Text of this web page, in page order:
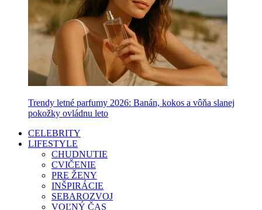
Trendy letné parfumy 2026: Banán, kokos a vôňa slanej
pokožky ovládnu leto
CELEBRITY
LIFESTYLE
CHUDNUTIE
CVIČENIE
PRE ŽENY
INŠPIRÁCIE
SEBAROZVOJ
VOĽNÝ ČAS